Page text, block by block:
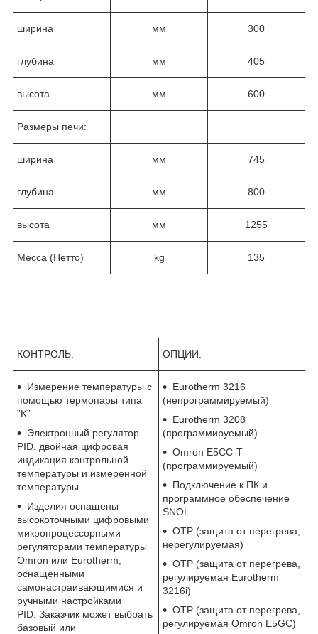
ширина мм 300
глубина мм 405
высота мм 600
Размеры печи:
ширина мм 745
глубина мм 800
высота мм 1255
Месса (Нетто) kg 135
КОНТРОЛЬ: ОПЦИИ:
Измерение температуры с
помощью термопары типа
”K”.
Электронный регулятор
PID, двойная цифровая
индикация контрольной
температуры и измеренной
температуры.
Изделия оснащены
высокоточными цифровыми
микропроцессорными
регуляторами температуры
Omron или Eurotherm,
оснащенными
самонастраивающимися и
ручными настройками
PID. Заказчик может выбрать
базовый или
Eurotherm 3216
(непрограммируемый)
Eurotherm 3208
(программируемый)
Omron E5CC-T
(программируемый)
Подключение к ПК и
программное обеспечение
SNOL
OTP (защита от перегрева,
нерегулируемая)
OTP (защита от перегрева,
регулируемая Eurotherm
3216i)
OTP (защита от перегрева,
регулируемая Omron E5GC)